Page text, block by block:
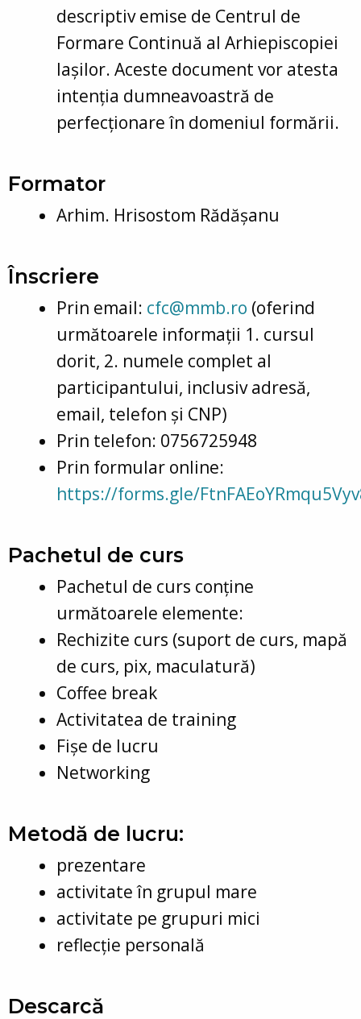
descriptiv emise de Centrul de
Formare Continuă al Arhiepiscopiei
Iașilor. Aceste document vor atesta
intenția dumneavoastră de
perfecționare în domeniul formării.
Formator
Arhim. Hrisostom Rădășanu
Înscriere
Prin email: cfc@mmb.ro (oferind
următoarele informații 1. cursul
dorit, 2. numele complet al
participantului, inclusiv adresă,
email, telefon și CNP)
Prin telefon: 0756725948
Prin formular online:
https://forms.gle/
Pachetul de curs
Pachetul de curs conține
următoarele elemente:
Rechizite curs (suport de curs, mapă
de curs, pix, maculatură)
Coffee break
Activitatea de training
Fișe de lucru
Networking
Metodă de lucru:
prezentare
activitate în grupul mare
activitate pe grupuri mici
reflecție personală
Descarcă